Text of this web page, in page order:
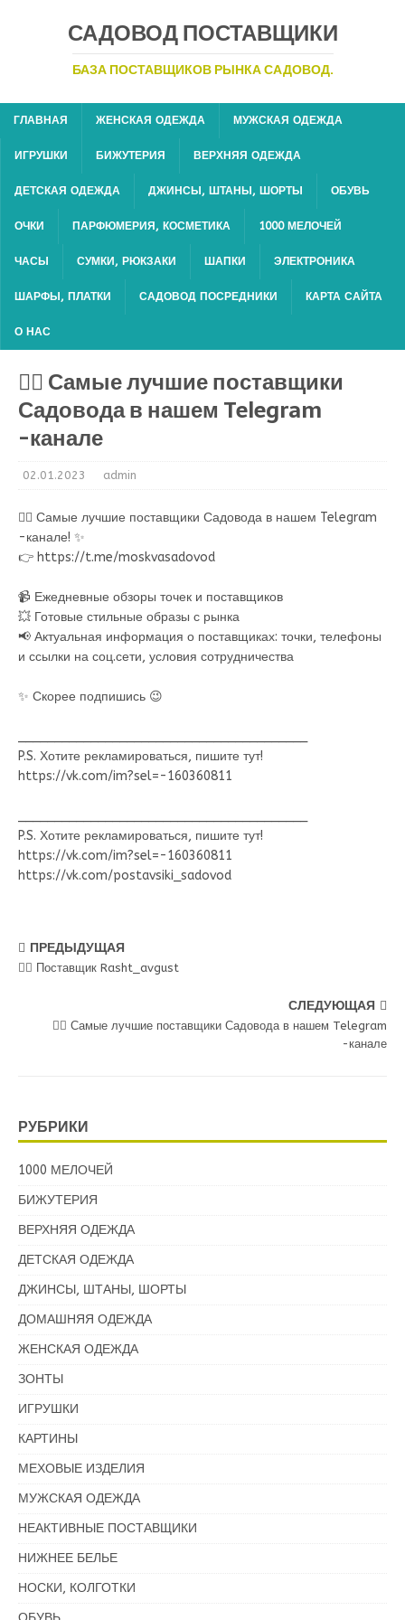
САДОВОД ПОСТАВЩИКИ
БАЗА ПОСТАВЩИКОВ РЫНКА САДОВОД.
ГЛАВНАЯ ЖЕНСКАЯ ОДЕЖДА МУЖСКАЯ ОДЕЖДА
ИГРУШКИ БИЖУТЕРИЯ ВЕРХНЯЯ ОДЕЖДА
ДЕТСКАЯ ОДЕЖДА ДЖИНСЫ, ШТАНЫ, ШОРТЫ ОБУВЬ
ОЧКИ ПАРФЮМЕРИЯ, КОСМЕТИКА 1000 МЕЛОЧЕЙ
ЧАСЫ СУМКИ, РЮКЗАКИ ШАПКИ ЭЛЕКТРОНИКА
ШАРФЫ, ПЛАТКИ САДОВОД ПОСРЕДНИКИ КАРТА САЙТА
О НАС
💁‍♂ Самые лучшие поставщики
Садовода в нашем Telegram
-канале
02.01.2023 admin
💁‍♂ Самые лучшие поставщики Садовода в нашем Telegram
-канале! ✨
👉 https://t.me/moskvasadovod
📹 Ежедневные обзоры точек и поставщиков
💥 Готовые стильные образы с рынка
📢 Актуальная информация о поставщиках: точки, телефоны
и ссылки на соц.сети, условия сотрудничества
✨ Скорее подпишись 😉
P.S. Хотите рекламироваться, пишите тут!
https://vk.com/im?sel=-160360811
P.S. Хотите рекламироваться, пишите тут!
https://vk.com/im?sel=-160360811
https://vk.com/postavsiki_sadovod
ПРЕДЫДУЩАЯ
💁‍♂ Поставщик Rasht_avgust
СЛЕДУЮЩАЯ
💁‍♂ Самые лучшие поставщики Садовода в нашем Telegram
-канале
РУБРИКИ
1000 МЕЛОЧЕЙ
БИЖУТЕРИЯ
ВЕРХНЯЯ ОДЕЖДА
ДЕТСКАЯ ОДЕЖДА
ДЖИНСЫ, ШТАНЫ, ШОРТЫ
ДОМАШНЯЯ ОДЕЖДА
ЖЕНСКАЯ ОДЕЖДА
ЗОНТЫ
ИГРУШКИ
КАРТИНЫ
МЕХОВЫЕ ИЗДЕЛИЯ
МУЖСКАЯ ОДЕЖДА
НЕАКТИВНЫЕ ПОСТАВЩИКИ
НИЖНЕЕ БЕЛЬЕ
НОСКИ, КОЛГОТКИ